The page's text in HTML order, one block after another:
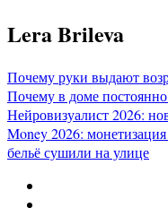
Перейти
к
Lera Brileva
Почему руки выдают
Почему в доме
Нейровизуалист 2026:
Money 2026:
бельё сушили на улице